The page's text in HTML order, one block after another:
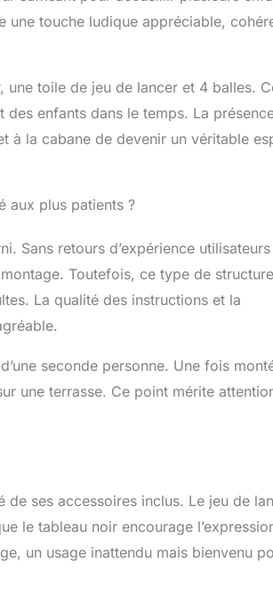
et facilite la supervision. Le
des jeux de rôle comme jouer au
compétences de communication
en bois pour enfants est rapide
et commencez à profiter
jeux dans le jardin !
touche ludique appréciable,
toile de jeu de lancer et 4 balles.
des enfants dans le temps. La
à la cabane de devenir un véritable
aux plus patients ?
Sans retours d’expérience utilisateurs
Toutefois, ce type de
La qualité des instructions et la
seconde personne. Une fois
une terrasse. Ce point mérite
de ses accessoires inclus. Le jeu de
le tableau noir encourage
un usage inattendu mais bienvenu